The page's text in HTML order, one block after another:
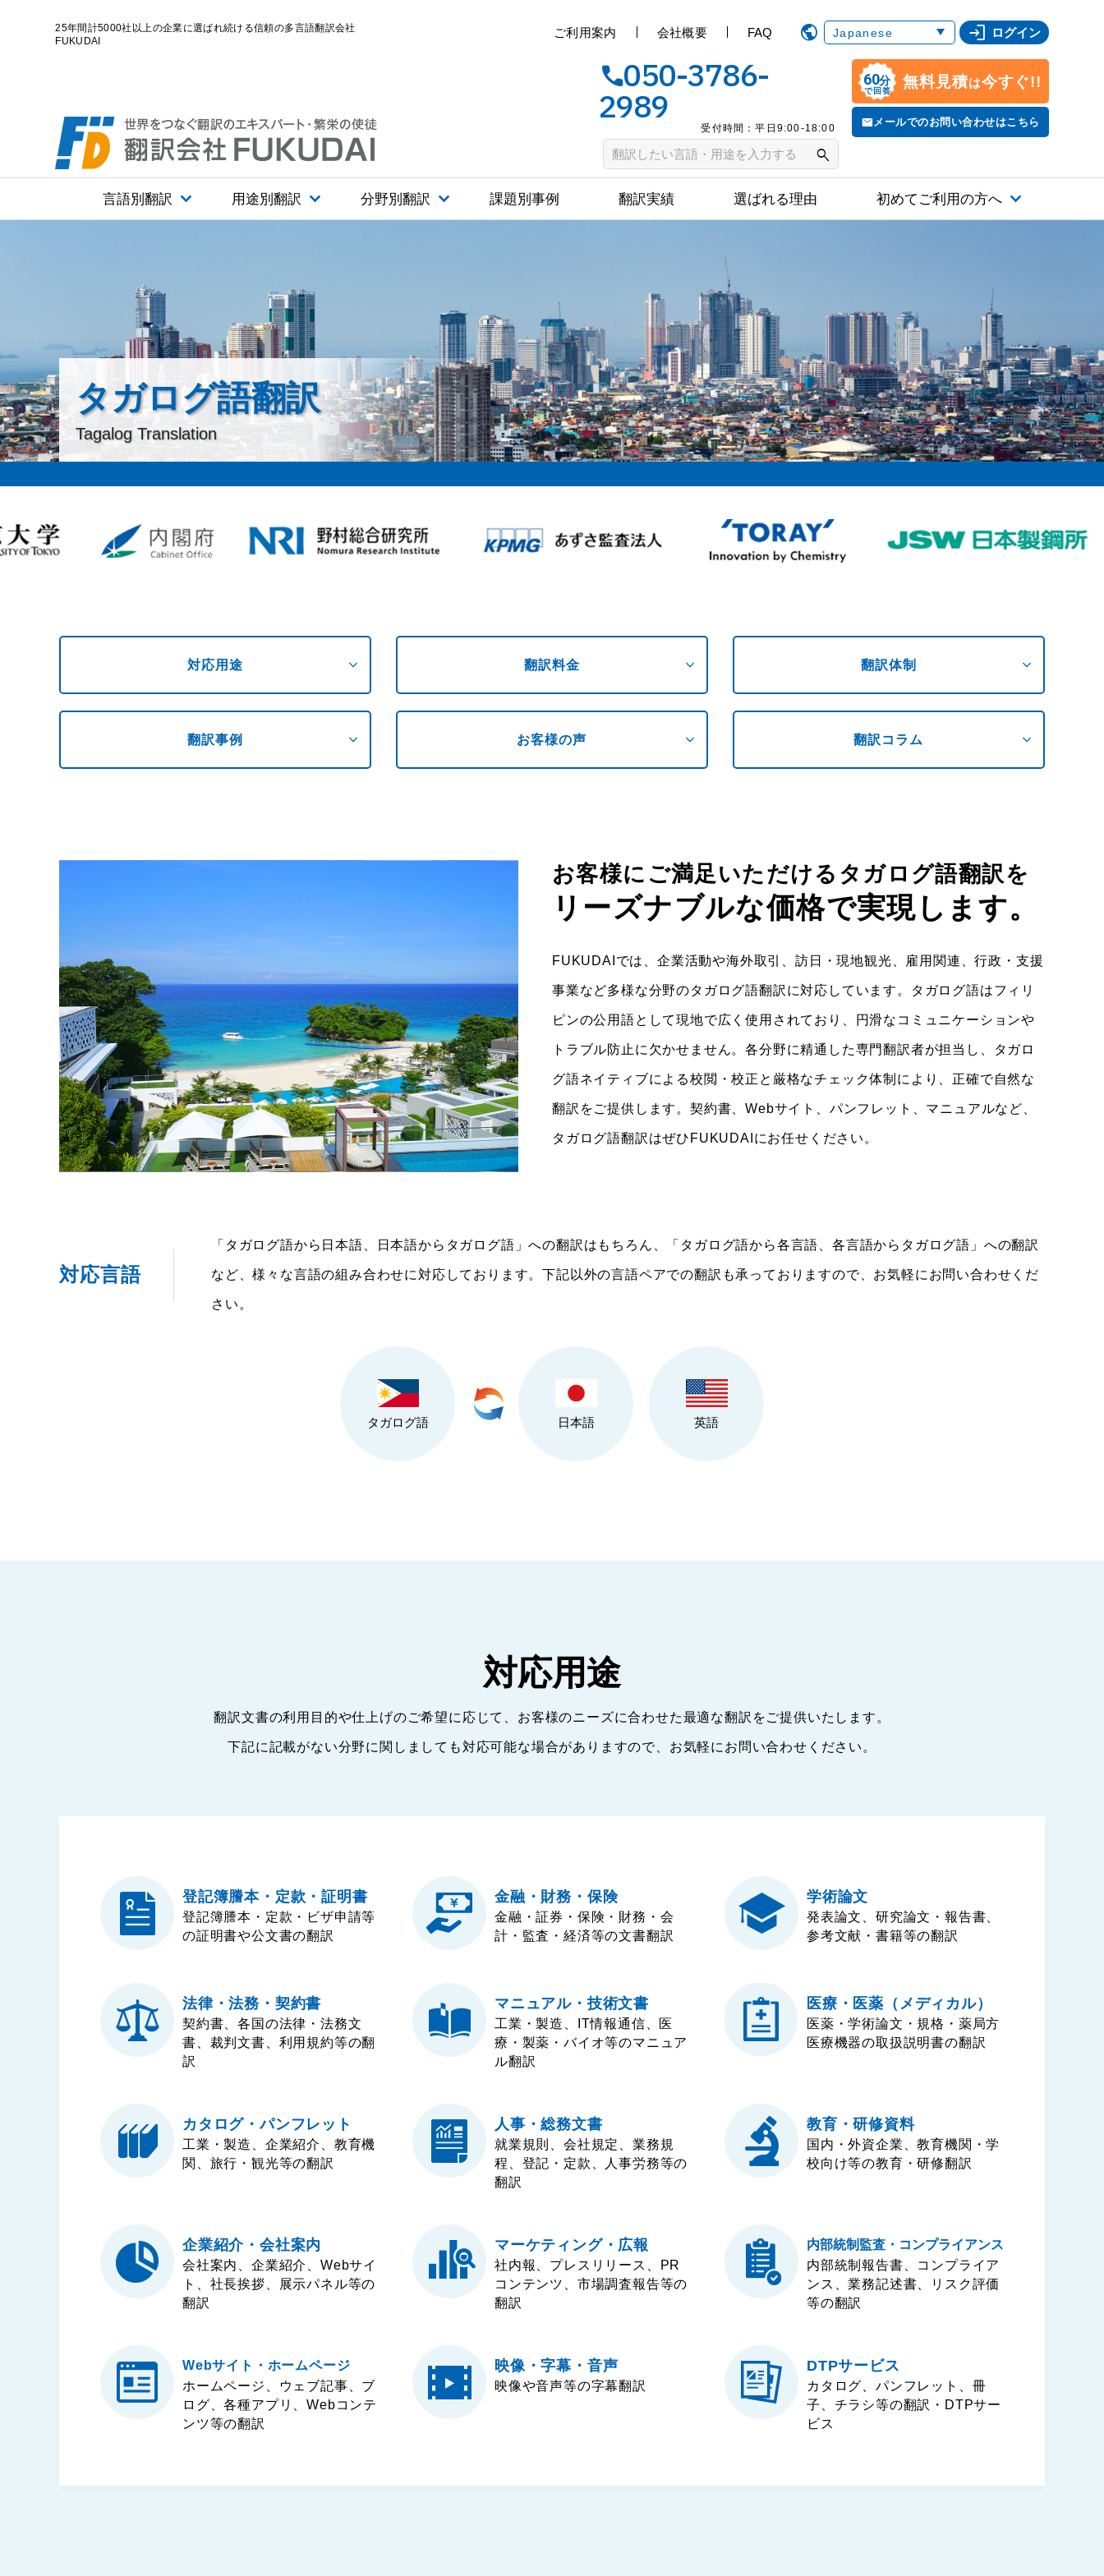
25年間計5000社以上の企業に選ばれ続ける信頼の多言語翻訳会社
FUKUDAI
ご利用案内 会社概要 FAQ login ログイン
050-3786-
2989
受付時間：平日9:00-18:00
search
60分
で回答 無料見積は今すぐ!!
メールでのお問い合わせはこちら
言語別翻訳 用途別翻訳 分野別翻訳 課題別事例 翻訳実績 選ばれる理由 初めてご利用の方へ
タガログ語翻訳
Tagalog Translation
翻訳サービス一覧 翻訳言語・料金相場 タガログ語翻訳サービス・料金
対応用途 expand_more 翻訳料金 expand_more 翻訳体制 expand_more
翻訳事例 expand_more お客様の声 expand_more 翻訳コラム expand_more
お客様にご満足いただけるタガログ語翻訳を
リーズナブルな価格で実現します。
FUKUDAIでは、企業活動や海外取引、訪日・現地観光、雇用関連、行政・支援
事業など多様な分野のタガログ語翻訳に対応しています。タガログ語はフィリ
ピンの公用語として現地で広く使用されており、円滑なコミュニケーションや
トラブル防止に欠かせません。各分野に精通した専門翻訳者が担当し、タガロ
グ語ネイティブによる校閲・校正と厳格なチェック体制により、正確で自然な
翻訳をご提供します。契約書、Webサイト、パンフレット、マニュアルなど、
タガログ語翻訳はぜひFUKUDAIにお任せください。
対応言語
「タガログ語から日本語、日本語からタガログ語」への翻訳はもちろん、「タガログ語から各言語、各言語からタガログ語」への翻訳
など、様々な言語の組み合わせに対応しております。下記以外の言語ペアでの翻訳も承っておりますので、お気軽にお問い合わせくだ
さい。
タガログ語 日本語 英語
対応用途
翻訳文書の利用目的や仕上げのご希望に応じて、お客様のニーズに合わせた最適な翻訳をご提供いたします。
下記に記載がない分野に関しましても対応可能な場合がありますので、お気軽にお問い合わせください。
登記簿謄本・定款・証明書
登記簿謄本・定款・ビザ申請等
の証明書や公文書の翻訳
金融・財務・保険
金融・証券・保険・財務・会
計・監査・経済等の文書翻訳
学術論文
発表論文、研究論文・報告書、
参考文献・書籍等の翻訳
法律・法務・契約書
契約書、各国の法律・法務文
書、裁判文書、利用規約等の翻
訳
マニュアル・技術文書
工業・製造、IT情報通信、医
療・製薬・バイオ等のマニュア
ル翻訳
医療・医薬（メディカル）
医薬・学術論文・規格・薬局方
医療機器の取扱説明書の翻訳
カタログ・パンフレット
工業・製造、企業紹介、教育機
関、旅行・観光等の翻訳
人事・総務文書
就業規則、会社規定、業務規
程、登記・定款、人事労務等の
翻訳
教育・研修資料
国内・外資企業、教育機関・学
校向け等の教育・研修翻訳
企業紹介・会社案内
会社案内、企業紹介、Webサイ
ト、社長挨拶、展示パネル等の
翻訳
マーケティング・広報
社内報、プレスリリース、PR
コンテンツ、市場調査報告等の
翻訳
内部統制監査・コンプライアンス
内部統制報告書、コンプライア
ンス、業務記述書、リスク評価
等の翻訳
Webサイト・ホームページ
ホームページ、ウェブ記事、ブ
ログ、各種アプリ、Webコンテ
ンツ等の翻訳
映像・字幕・音声
映像や音声等の字幕翻訳
DTPサービス
カタログ、パンフレット、冊
子、チラシ等の翻訳・DTPサー
ビス